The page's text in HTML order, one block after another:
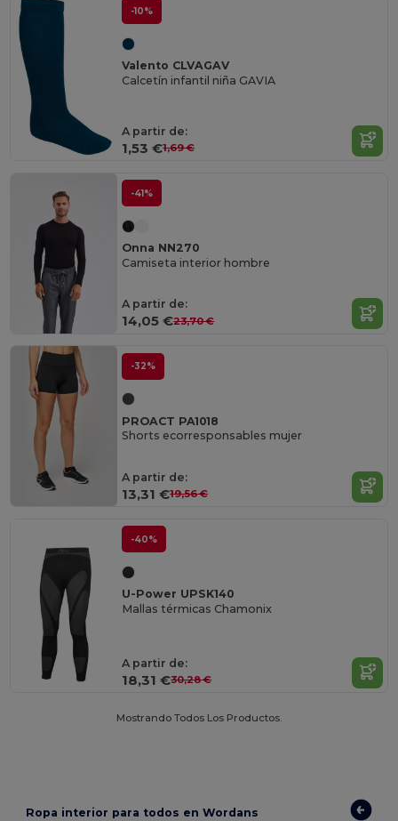
-10%
Valento CLVAGAV
Calcetín infantil niña GAVIA
A partir de:
1,53 €1,69 €
-41%
Onna NN270
Camiseta interior hombre
A partir de:
14,05 €23,70 €
-32%
PROACT PA1018
Shorts ecorresponsables mujer
A partir de:
13,31 €19,56 €
-40%
U-Power UPSK140
Mallas térmicas Chamonix
A partir de:
18,31 €30,28 €
Mostrando Todos Los Productos.
Ropa interior para todos en Wordans